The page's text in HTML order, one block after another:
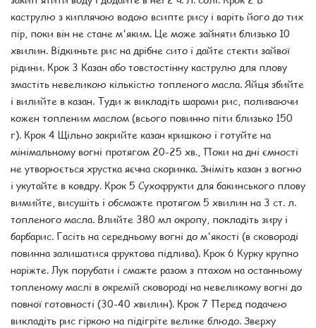
каструлю з киплячою водою всипте рису і варіть його до тих
пір, поки він не стане м'яким. Це може зайняти близько 10
хвилин. Відкиньте рис на дрібне сито і дайте стекти зайвої
рідини. Крок 3 Казан або товстостінну каструлю для плову
змастіть невеликою кількістю топленого масла. Яйця збийте
і вилийте в казан. Туди ж викладіть шарами рис, поливаючи
кожен топленим маслом (всього повинно піти близько 150
г). Крок 4 Щільно закрийте казан кришкою і готуйте на
мінімальному вогні протягом 20-25 хв., Поки на дні ємності
не утворюється хрустка яєчна скоринка. Зніміть казан з вогню
і укутайте в ковдру. Крок 5 Сухофрукти для бакинського плову
вимийте, висушіть і обсмажте протягом 5 хвилин на 3 ст. л.
топленого масла. Влийте 380 мл окропу, покладіть зиру і
барбарис. Гасіть на середньому вогні до м'якості (в сковороді
повинна залишатися фруктова підлива). Крок 6 Курку крупно
наріжте. Лук порубати і смажте разом з птахом на останньому
топленому маслі в окремій сковороді на невеликому вогні до
повної готовності (30-40 хвилин). Крок 7 Перед подачею
викладіть рис гіркою на підігріте велике блюдо. Зверху